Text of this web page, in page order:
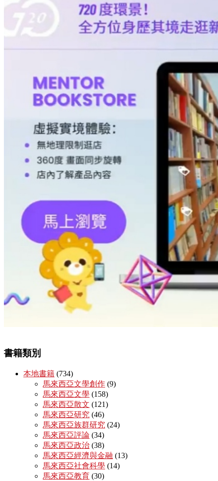
書籍類別
本地書籍 (734)
馬來西亞文學創作 (9)
馬來西亞文學 (158)
馬來西亞散文 (121)
馬來西亞研究 (46)
馬來西亞族群研究 (24)
馬來西亞評論 (34)
馬來西亞政治 (38)
馬來西亞經濟與金融 (13)
馬來西亞社會科學 (14)
馬來西亞教育 (30)